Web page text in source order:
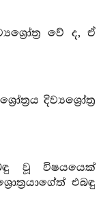
වේ ද, ඒ
දිව්‍යශ්‍රෝත්‍ර
වූ විෂයයෙක්
එබඳු